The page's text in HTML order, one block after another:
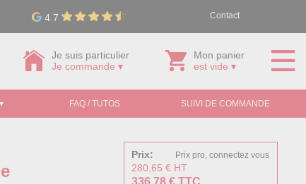
4.7 Contact
Je suis particulier
Je commande ▾
Mon panier
est vide ▾
FAQ / TUTOS SUIVI DE COMMANDE
Prix: Prix pro, connectez vous
280,65 € HT
336,78 € TTC